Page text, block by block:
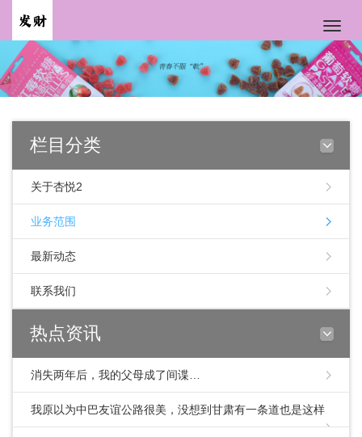
Toggle
栏目分类
关于杏悦2
业务范围
最新动态
联系我们
热点资讯
消失两年后，我的父母成了间谍…
我原以为中巴友谊公路很美，没想到甘肃有一条道也是这样